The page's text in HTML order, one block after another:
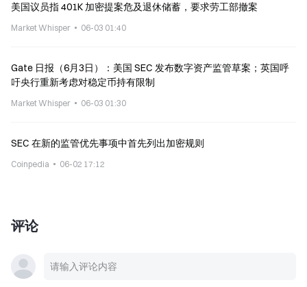
美国议员指 401K 加密提案危及退休储蓄，要求劳工部撤案
Market Whisper 06-03 01:40
Gate 日报（6月3日）：美国 SEC 发布数字资产监管草案；英国呼
吁央行重新考虑对稳定币持有限制
Market Whisper 06-03 01:30
SEC 在新的监管优先事项中首先列出加密规则
Coinpedia 06-02 17:12
评论